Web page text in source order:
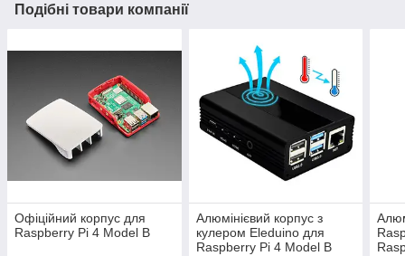
Подібні товари компанії
Офіційний корпус для
Raspberry Pi 4 Model B
Алюмінієвий корпус з
кулером Eleduino для
Raspberry Pi 4 Model B